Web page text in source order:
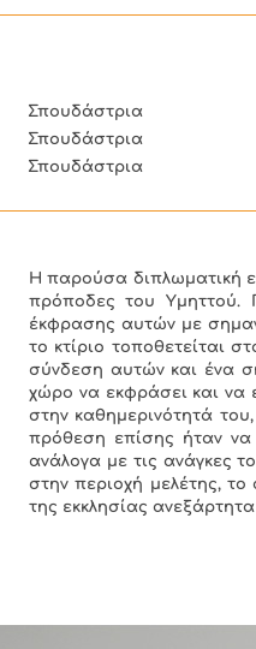
Σπουδάστρια
Σπουδάστρια
Σπουδάστρια
Η παρούσα διπλωματική
πρόποδες του Υμηττού.
έκφρασης αυτών με
το κτίριο τοποθετείται
σύνδεση αυτών και ένα
χώρο να εκφράσει και να
στην καθημερινότητά
πρόθεση επίσης ήταν να
ανάλογα με τις ανάγκες
στην περιοχή μελέτης,
της εκκλησίας